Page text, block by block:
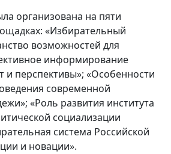
организована на пяти
«Избирательный
возможностей для
информирование
и перспективы»; «Особенности
современной
«Роль развития института
социализации
система Российской
и новации».